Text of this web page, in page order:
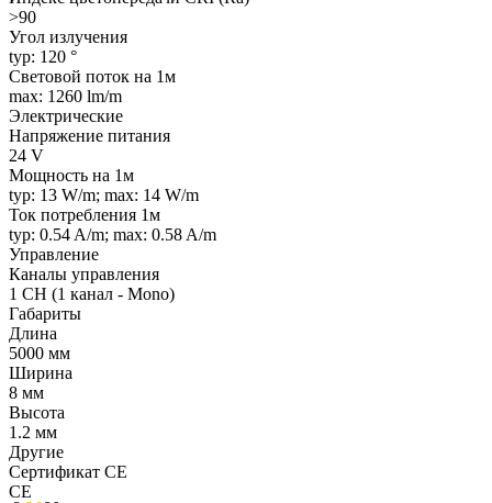
>90
Угол излучения
typ: 120 °
Световой поток на 1м
max: 1260 lm/m
Электрические
Напряжение питания
24 V
Мощность на 1м
typ: 13 W/m; max: 14 W/m
Ток потребления 1м
typ: 0.54 A/m; max: 0.58 A/m
Управление
Каналы управления
1 CH (1 канал - Mono)
Габариты
Длина
5000 мм
Ширина
8 мм
Высота
1.2 мм
Другие
Сертификат CE
CE